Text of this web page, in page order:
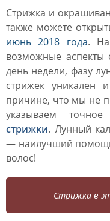
Стрижка и
также можете
июнь 2018 года. На
возможные аспекты
день недели, фазу
стрижек уникален
причине, что мы не
указываем точное
стрижки. Лунный
— наилучший
волос!
Стрижка в